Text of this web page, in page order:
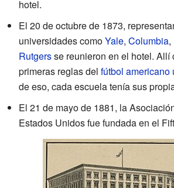
hotel.
El 20 de octubre de 1873,
universidades comoYale, Columbia,
Rutgersse reunieron en el hotel. Allí
primeras reglas del fútbol americano
de eso, cada escuela tenía sus
El 21 de mayo de 1881, la
Estados Unidos fue fundada en el